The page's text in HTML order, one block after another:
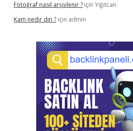
Fotoğraf nasıl arşivlenir ? için Yiğitcan
Kam nedir din ? için admin